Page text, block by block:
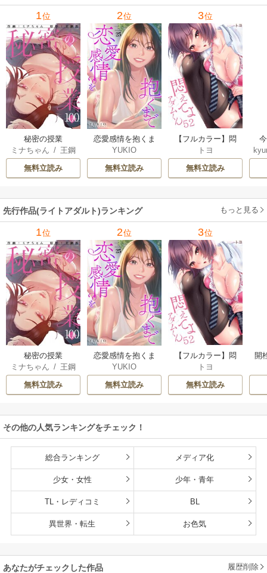
1位
秘密の授業
ミナちゃん / 王鋼
鉄
無料立読み
2位
恋愛感情を抱くま
で
YUKIO
無料立読み
3位
【フルカラー】悶
えてよ、アダムく
ん
トヨ
無料立読み
先行作品(ライトアダルト)ランキング もっと見る
1位
秘密の授業
ミナちゃん / 王鋼
鉄
無料立読み
2位
恋愛感情を抱くま
で
YUKIO
無料立読み
3位
【フルカラー】悶
えてよ、アダムく
ん
トヨ
無料立読み
開
その他の人気ランキングをチェック！
総合ランキング メディア化
少女・女性 少年・青年
TL・レディコミ BL
異世界・転生 お色気
あなたがチェックした作品 履歴削除